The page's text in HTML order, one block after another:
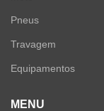
Pneus
Travagem
Equipamentos
MENU